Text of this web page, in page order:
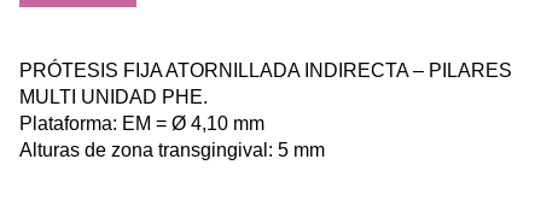
PRÓTESIS FIJA ATORNILLADA INDIRECTA – PILARES
MULTI UNIDAD PHE.
Plataforma: EM = Ø 4,10 mm
Alturas de zona transgingival: 5 mm